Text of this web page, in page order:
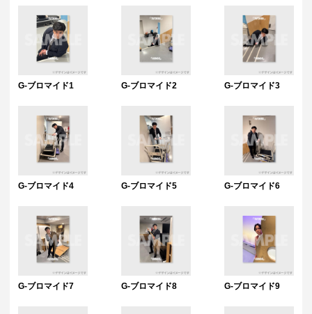
G-ブロマイド1 G-ブロマイド2 G-ブロマイド3
G-ブロマイド4 G-ブロマイド5 G-ブロマイド6
G-ブロマイド7 G-ブロマイド8 G-ブロマイド9